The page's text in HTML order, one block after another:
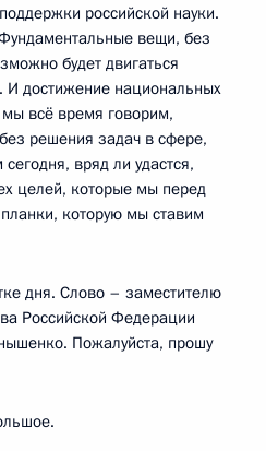
российской науки.
вещи, без
будет двигаться
И достижение национальных
всё время говорим,
решения задач в сфере,
вряд ли удастся,
целей, которые мы перед
которую мы ставим
дня. Слово – заместителю
Российской Федерации
Пожалуйста, прошу